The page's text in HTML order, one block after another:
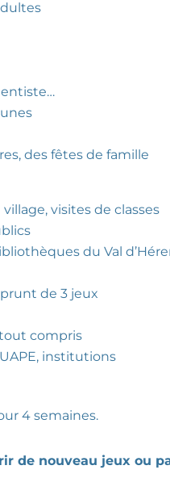
des fêtes de famille
visites de classes
du Val
de 3 jeux
compris
institutions
4 semaines.
de nouveau jeux ou